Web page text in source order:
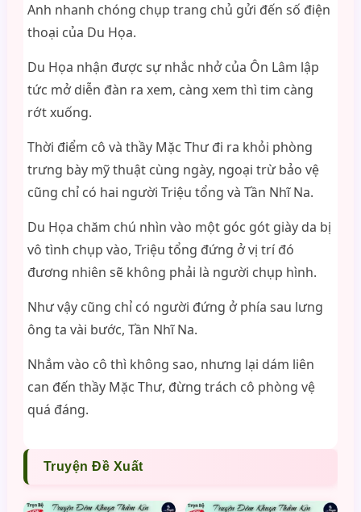
Anh nhanh chóng chụp trang chủ gửi đến số điện
thoại của Du Họa.
Du Họa nhận được sự nhắc nhở của Ôn Lâm lập
tức mở diễn đàn ra xem, càng xem thì tim càng
rớt xuống.
Thời điểm cô và thầy Mặc Thư đi ra khỏi phòng
trưng bày mỹ thuật cùng ngày, ngoại trừ bảo vệ
cũng chỉ có hai người Triệu tổng và Tần Nhĩ Na.
Du Họa chăm chú nhìn vào một góc gót giày da bị
vô tình chụp vào, Triệu tổng đứng ở vị trí đó
đương nhiên sẽ không phải là người chụp hình.
Như vậy cũng chỉ có người đứng ở phía sau lưng
ông ta vài bước, Tần Nhĩ Na.
Nhắm vào cô thì không sao, nhưng lại dám liên
can đến thầy Mặc Thư, đừng trách cô phòng vệ
quá đáng.
Truyện Đề Xuất